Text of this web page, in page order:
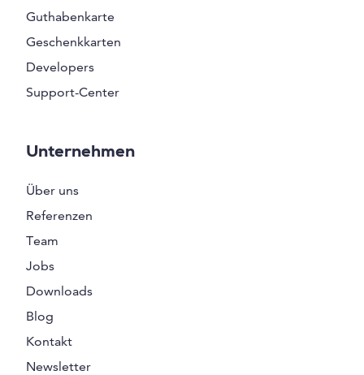
Guthabenkarte
Geschenkkarten
Developers
Support-Center
Unternehmen
Über uns
Referenzen
Team
Jobs
Downloads
Blog
Kontakt
Newsletter